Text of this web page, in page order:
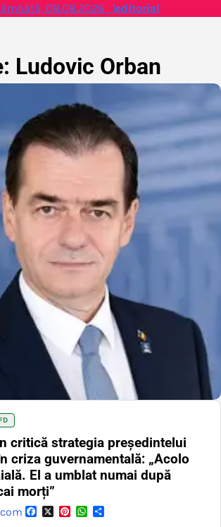
08.08.2026 |editorial
Ludovic Orban
FD
critică strategia președintelui
criza guvernamentală: „Acolo
El a umblat numai după
morți”
Facebook
X PinterestWhatsApp